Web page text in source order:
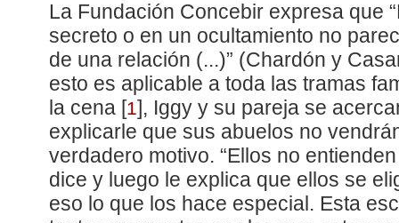
La Fundación Concebir expresa que
secreto o en un ocultamiento no
de una relación (...)” (Chardón y
esto es aplicable a toda las tramas
la cena [1] , Iggy y su pareja se
explicarle que sus abuelos no
verdadero motivo. “Ellos no
dice y luego le explica que ellos se
eso lo que los hace especial. Esta